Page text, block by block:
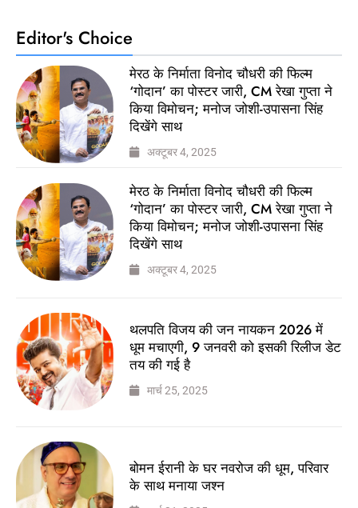
Editor's Choice
मेरठ के निर्माता विनोद चौधरी की फिल्म
‘गोदान’ का पोस्टर जारी, CM रेखा गुप्ता ने
किया विमोचन; मनोज जोशी-उपासना सिंह
दिखेंगे साथ
अक्टूबर 4, 2025
मेरठ के निर्माता विनोद चौधरी की फिल्म
‘गोदान’ का पोस्टर जारी, CM रेखा गुप्ता ने
किया विमोचन; मनोज जोशी-उपासना सिंह
दिखेंगे साथ
अक्टूबर 4, 2025
थलपति विजय की जन नायकन 2026 में
धूम मचाएगी, 9 जनवरी को इसकी रिलीज डेट
तय की गई है
मार्च 25, 2025
बोमन ईरानी के घर नवरोज की धूम, परिवार
के साथ मनाया जश्न